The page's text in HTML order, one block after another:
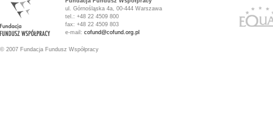
ul. Górnośląska 4a, 00-444 Warszawa
tel.: +48 22 4509 800
fax: +48 22 4509 803
e-mail: cofund@cofund.org.pl
© 2007 Fundacja Fundusz Współpracy